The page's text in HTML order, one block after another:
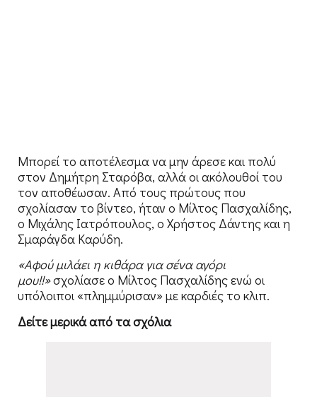
Μπορεί το αποτέλεσμα να μην άρεσε και πολύ
στον Δημήτρη Σταρόβα, αλλά οι ακόλουθοί του
τον αποθέωσαν. Από τους πρώτους που
σχολίασαν το βίντεο, ήταν ο Μίλτος Πασχαλίδης,
ο Μιχάλης Ιατρόπουλος, ο Χρήστος Δάντης και η
Σμαράγδα Καρύδη.
«Αφού μιλάει η κιθάρα για σένα αγόρι
μου!!»σχολίασε ο Μίλτος Πασχαλίδης ενώ οι
υπόλοιποι «πλημμύρισαν» με καρδιές το κλιπ.
Δείτε μερικά από τα σχόλια